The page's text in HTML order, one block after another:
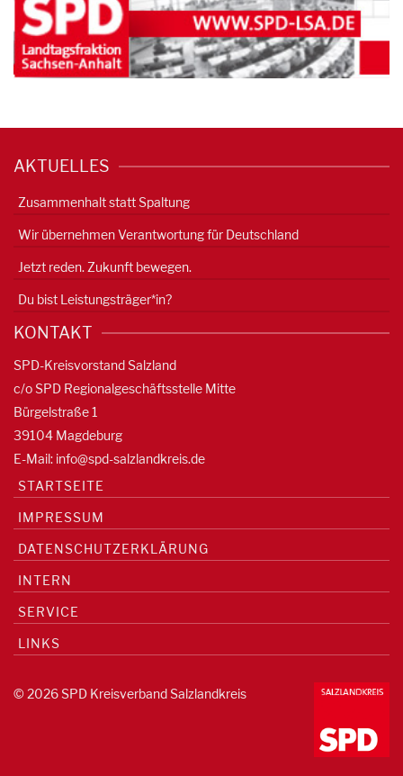
AKTUELLES
Zusammenhalt statt Spaltung
Wir übernehmen Verantwortung für Deutschland
Jetzt reden. Zukunft bewegen.
Du bist Leistungsträger*in?
KONTAKT
SPD-Kreisvorstand Salzland
c/o SPD Regionalgeschäftsstelle Mitte
Bürgelstraße 1
39104 Magdeburg
E-Mail: info@spd-salzlandkreis.de
STARTSEITE
IMPRESSUM
DATENSCHUTZERKLÄRUNG
INTERN
SERVICE
LINKS
© 2026 SPD Kreisverband Salzlandkreis